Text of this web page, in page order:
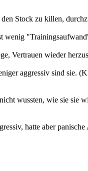
Stock zu killen,
wenig
Vertrauen wieder
aggressiv sind sie.
wussten, wie sie sie
hatte aber